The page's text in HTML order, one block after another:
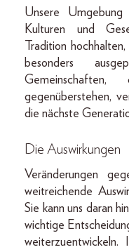
Unsere
Kulturen und
Tradition
besonders
gegenüberstehen,
die nächste
Die Auswirkungen
Veränderungen
weitreichende
Sie kann uns daran
wichtige